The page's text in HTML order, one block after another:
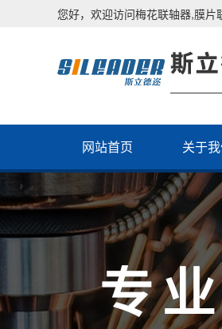
您好，欢迎访问梅花联轴器,膜
网站首页 关于